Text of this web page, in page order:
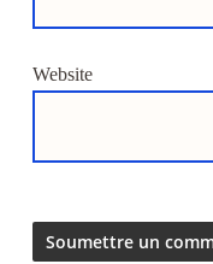
Website